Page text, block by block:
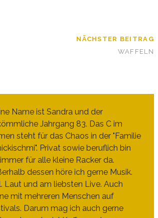
NÄCHSTER BEITRAG
WAFFELN
Name ist Sandra und der
Jahrgang 83. Das C im
steht für das Chaos in der "Familie
Privat sowie beruflich bin
für alle kleine Racker da.
dessen höre ich gerne Musik.
Laut und am liebsten Live. Auch
mit mehreren Menschen auf
Darum mag ich auch gerne